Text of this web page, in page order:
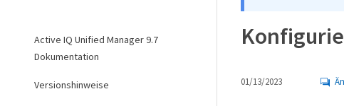
Active IQ Unified Manager 9.7
Dokumentation
Versionshinweise 01/13/2023